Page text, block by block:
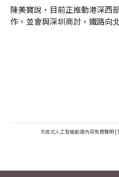
陳美寶說，目前正推動港深西
作，並會與深圳商討，鐵路向
生成式人工智能創建內容免責聲明 |